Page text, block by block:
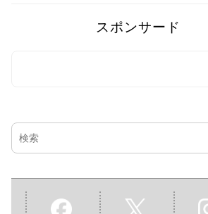
スポンサード